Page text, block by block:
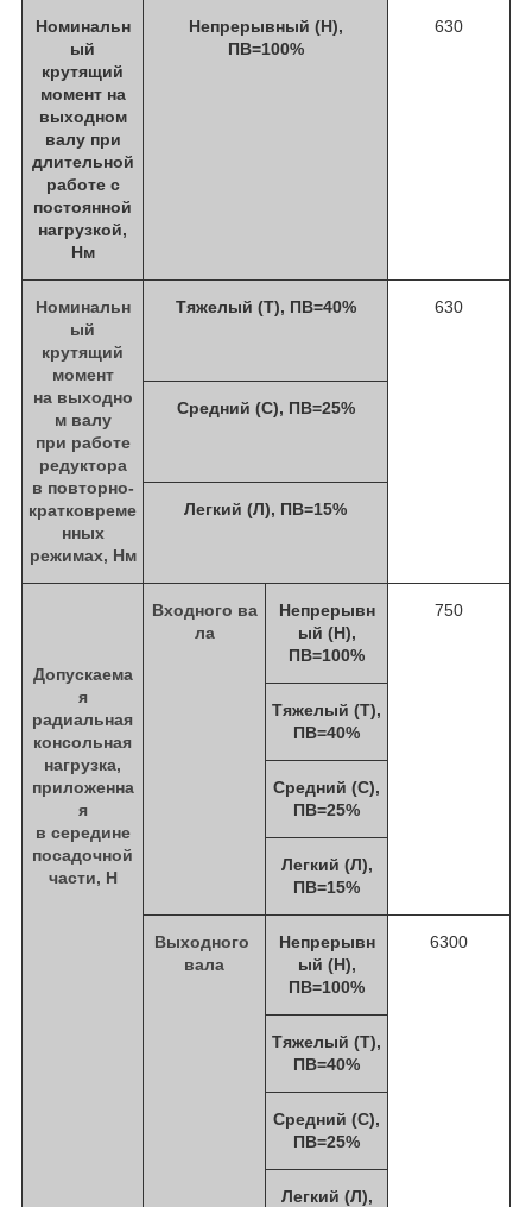
Номинальн
ый
крутящий
момент на
выходном
валу при
длительной
работе с
постоянной
нагрузкой,
Нм
Непрерывный (Н),
ПВ=100%
630
Номинальн
ый
крутящий
момент
на выходно
м валу
при работе
редуктора
в повторно-
кратковреме
нных
режимах, Hм
Тяжелый (Т), ПВ=40% 630
Средний (С), ПВ=25%
Легкий (Л), ПВ=15%
Допускаема
я
радиальная
консольная
нагрузка,
приложенна
я
в середине
посадочной
части, Н
Входного ва
ла
Непрерывн
ый (Н),
ПВ=100%
750
Тяжелый (Т),
ПВ=40%
Средний (С),
ПВ=25%
Легкий (Л),
ПВ=15%
Выходного
вала
Непрерывн
ый (Н),
ПВ=100%
6300
Тяжелый (Т),
ПВ=40%
Средний (С),
ПВ=25%
Легкий (Л),